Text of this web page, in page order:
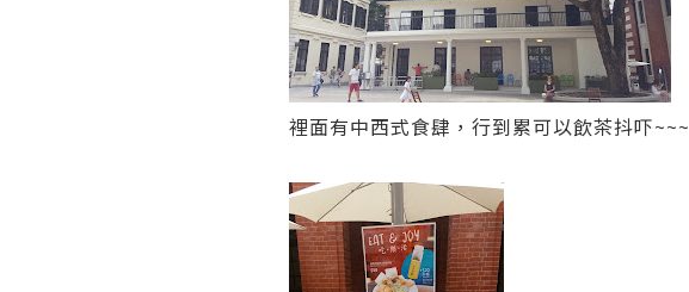
裡面有中西式食肆，行到累可以飲茶抖吓~~~